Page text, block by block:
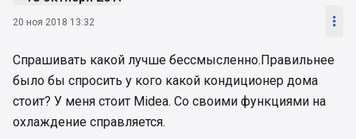
20 ноя 2018 13:32 
Спрашивать какой лучше бессмысленно.Правильнее
было бы спросить у кого какой кондиционер дома
стоит? У меня стоит Midea. Со своими функциями на
охлаждение справляется.